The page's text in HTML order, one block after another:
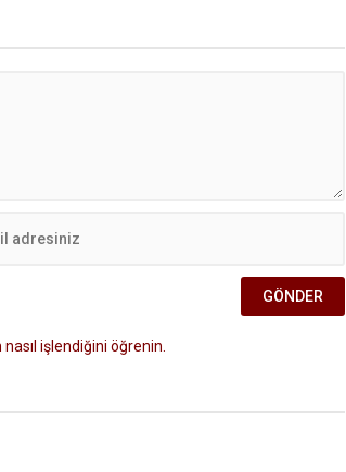
işlendiğini öğrenin.